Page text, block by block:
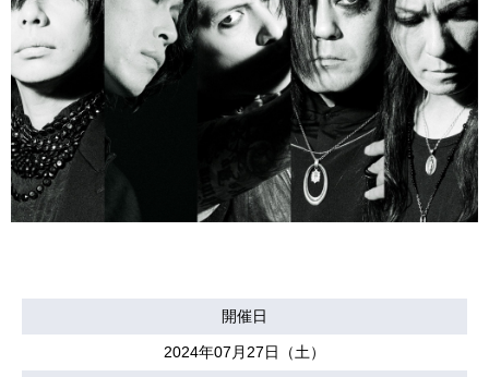
開催日
2024年07月27日（土）